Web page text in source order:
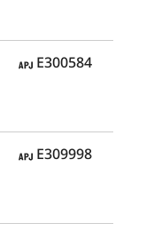
APJ
E300584
APJ
E309998